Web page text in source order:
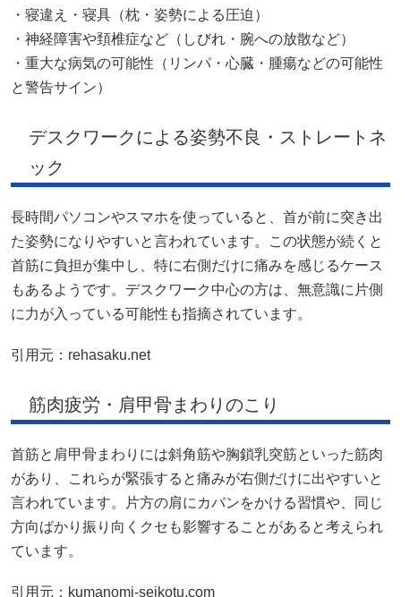
・寝違え・寝具（枕・姿勢による圧迫）
・神経障害や頚椎症など（しびれ・腕への放散など）
・重大な病気の可能性（リンパ・心臓・腫瘍などの可能性
と警告サイン）
デスクワークによる姿勢不良・ストレートネ
ック
長時間パソコンやスマホを使っていると、首が前に突き出
た姿勢になりやすいと言われています。この状態が続くと
首筋に負担が集中し、特に右側だけに痛みを感じるケース
もあるようです。デスクワーク中心の方は、無意識に片側
に力が入っている可能性も指摘されています。
引用元： rehasaku.net
筋肉疲労・肩甲骨まわりのこり
首筋と肩甲骨まわりには斜角筋や胸鎖乳突筋といった筋肉
があり、これらが緊張すると痛みが右側だけに出やすいと
言われています。片方の肩にカバンをかける習慣や、同じ
方向ばかり振り向くクセも影響することがあると考えられ
ています。
引用元： kumanomi-seikotu.com